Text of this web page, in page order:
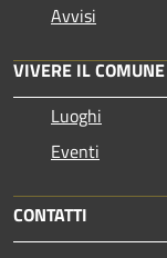
Avvisi
VIVERE IL COMUNE
Luoghi
Eventi
CONTATTI